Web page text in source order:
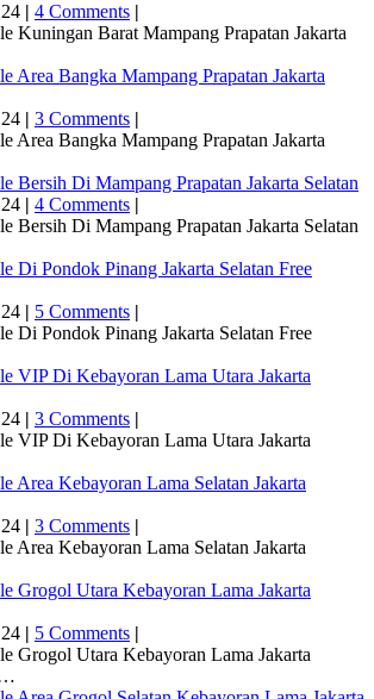
| 4 Comments |
Kuningan Barat Mampang Prapatan Jakarta
Area Bangka Mampang Prapatan Jakarta
| 3 Comments |
Area Bangka Mampang Prapatan Jakarta
Bersih Di Mampang Prapatan Jakarta Selatan
| 4 Comments |
Bersih Di Mampang Prapatan Jakarta Selatan
Di Pondok Pinang Jakarta Selatan Free
| 5 Comments |
Di Pondok Pinang Jakarta Selatan Free
VIP Di Kebayoran Lama Utara Jakarta
| 3 Comments |
VIP Di Kebayoran Lama Utara Jakarta
Area Kebayoran Lama Selatan Jakarta
| 3 Comments |
Area Kebayoran Lama Selatan Jakarta
Grogol Utara Kebayoran Lama Jakarta
| 5 Comments |
Grogol Utara Kebayoran Lama Jakarta